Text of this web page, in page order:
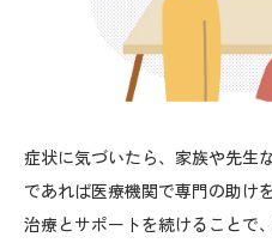
症状に気づいたら、家族や先生
であれば医療機関で専門の助け
治療とサポートを続けることで